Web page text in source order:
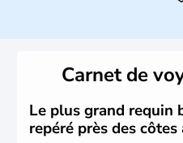
Plusieurs populations se
des européens, suite à la
Christophe Colomb
britanniques proclament la
en 1776 et adoptent leur
Carnet de
Le plus grand requin
repéré près des